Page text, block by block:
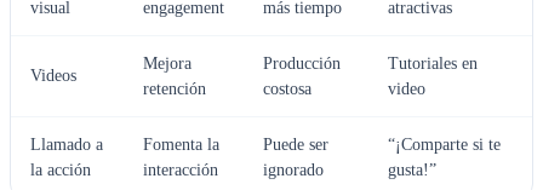
visual engagement más tiempo atractivas
Videos
Mejora
retención
Producción
costosa
Tutoriales en
video
Llamado a
la acción
Fomenta la
interacción
Puede ser
ignorado
“¡Comparte si te
gusta!”